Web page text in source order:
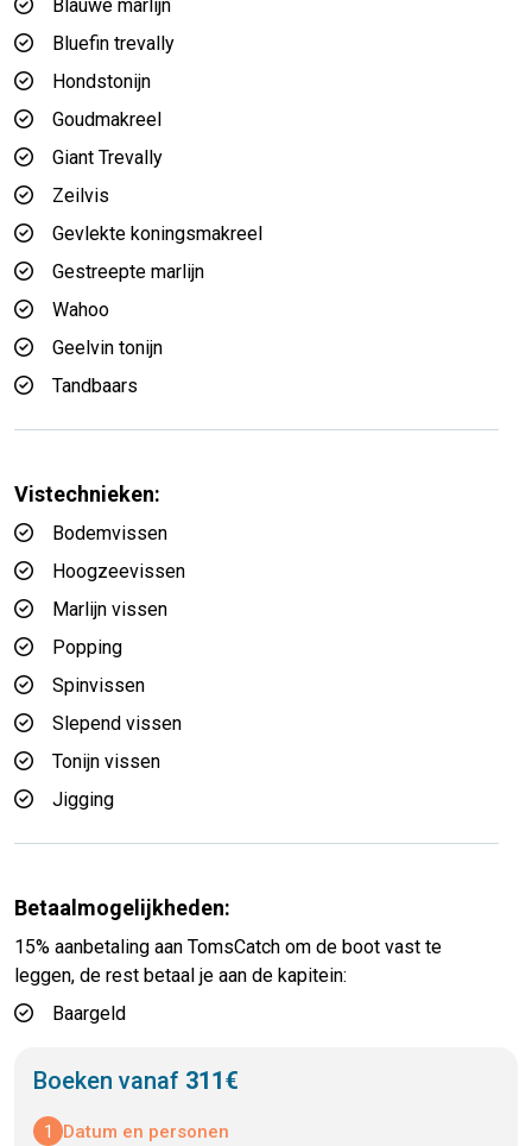
Blauwe marlijn
Bluefin trevally
Hondstonijn
Goudmakreel
Giant Trevally
Zeilvis
Gevlekte koningsmakreel
Gestreepte marlijn
Wahoo
Geelvin tonijn
Tandbaars
Vistechnieken:
Bodemvissen
Hoogzeevissen
Marlijn vissen
Popping
Spinvissen
Slepend vissen
Tonijn vissen
Jigging
Betaalmogelijkheden:
15% aanbetaling aan TomsCatch om de boot vast te
leggen, de rest betaal je aan de kapitein:
Baargeld
Boeken vanaf 311€
1 Datum en personen